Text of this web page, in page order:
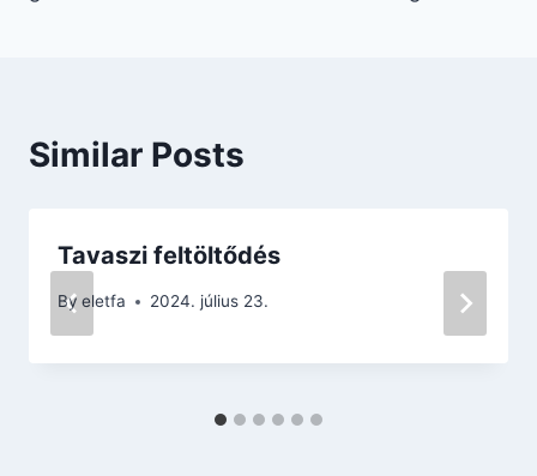
Similar Posts
Tavaszi feltöltődés
By eletfa 2024. július 23.